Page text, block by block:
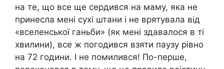
на те, що все ще сердився на маму, яка не
принесла мені сухі штани і не врятувала від
«вселенської ганьби» (як мені здавалося в ті
хвилини), все ж погодився взяти паузу рівно
на 72 години. І не помилився! По-перше,